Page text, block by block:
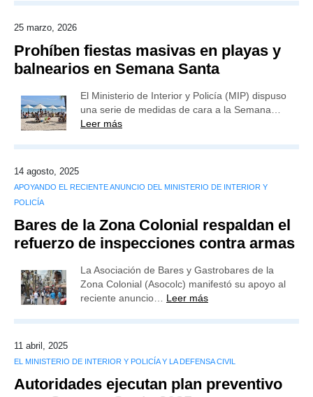
25 marzo, 2026
Prohíben fiestas masivas en playas y
balnearios en Semana Santa
El Ministerio de Interior y Policía (MIP) dispuso
una serie de medidas de cara a la Semana…
Leer más
14 agosto, 2025
APOYANDO EL RECIENTE ANUNCIO DEL MINISTERIO DE INTERIOR Y
POLICÍA
Bares de la Zona Colonial respaldan el
refuerzo de inspecciones contra armas
La Asociación de Bares y Gastrobares de la
Zona Colonial (Asocolc) manifestó su apoyo al
reciente anuncio… Leer más
11 abril, 2025
EL MINISTERIO DE INTERIOR Y POLICÍA Y LA DEFENSA CIVIL
Autoridades ejecutan plan preventivo